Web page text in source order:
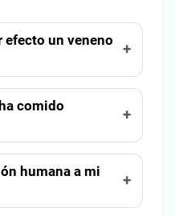
efecto un veneno
comido
humana a mi